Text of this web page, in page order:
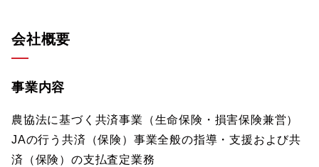
会社概要
事業内容
農協法に基づく共済事業（生命保険・損害保険兼営）
JAの行う共済（保険）事業全般の指導・支援および共
済（保険）の支払査定業務